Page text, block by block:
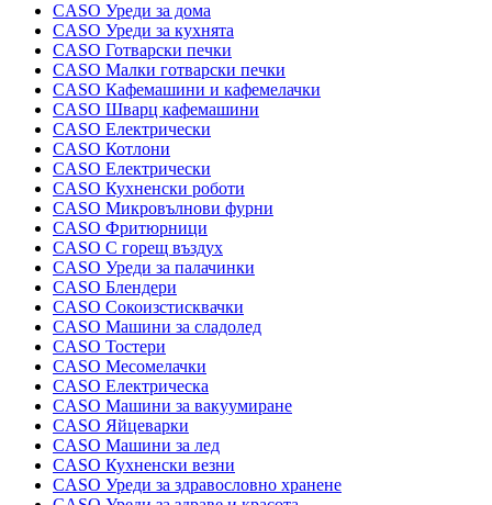
CASO Уреди за дома
CASO Уреди за кухнята
CASO Готварски печки
CASO Малки готварски печки
CASO Кафемашини и кафемелачки
CASO Шварц кафемашини
CASO Електрически
CASO Котлони
CASO Електрически
CASO Кухненски роботи
CASO Микровълнови фурни
CASO Фритюрници
CASO С горещ въздух
CASO Уреди за палачинки
CASO Блендери
CASO Сокоизстисквачки
CASO Машини за сладолед
CASO Тостери
CASO Месомелачки
CASO Електрическа
CASO Машини за вакуумиране
CASO Яйцеварки
CASO Машини за лед
CASO Кухненски везни
CASO Уреди за здравословно хранене